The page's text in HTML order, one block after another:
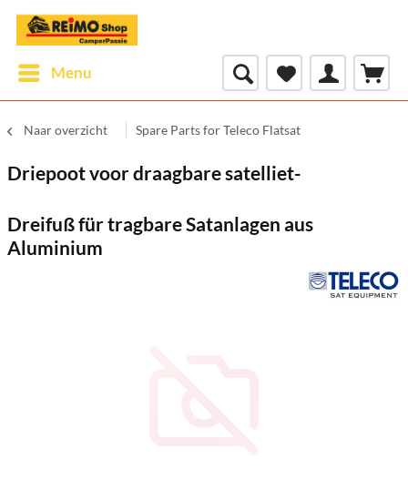
Menu
Naar overzicht Spare Parts for Teleco Flatsat
Driepoot voor draagbare satelliet-
Dreifuß für tragbare Satanlagen aus
Aluminium